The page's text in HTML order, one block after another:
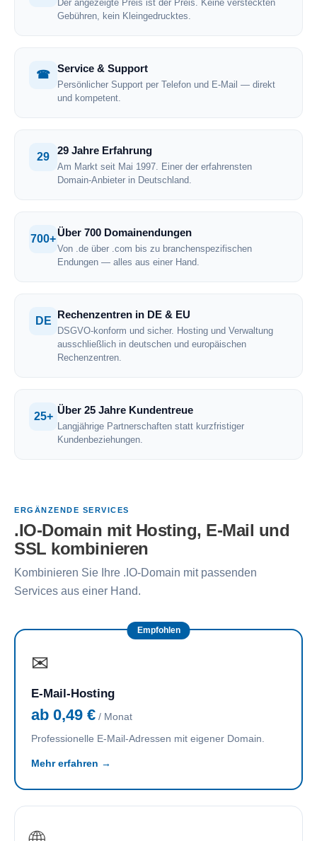
Der angezeigte Preis ist der Preis. Keine versteckten
Gebühren, kein Kleingedrucktes.
☎
Service & Support
Persönlicher Support per Telefon und E-Mail — direkt
und kompetent.
29
29 Jahre Erfahrung
Am Markt seit Mai 1997. Einer der erfahrensten
Domain-Anbieter in Deutschland.
700+
Über 700 Domainendungen
Von .de über .com bis zu branchenspezifischen
Endungen — alles aus einer Hand.
DE
Rechenzentren in DE & EU
DSGVO-konform und sicher. Hosting und Verwaltung
ausschließlich in deutschen und europäischen
Rechenzentren.
25+
Über 25 Jahre Kundentreue
Langjährige Partnerschaften statt kurzfristiger
Kundenbeziehungen.
ERGÄNZENDE SERVICES
.IO-Domain mit Hosting, E-Mail und
SSL kombinieren
Kombinieren Sie Ihre .IO-Domain mit passenden
Services aus einer Hand.
Empfohlen
✉
E-Mail-Hosting
ab 0,49 € / Monat
Professionelle E-Mail-Adressen mit eigener Domain.
Mehr erfahren →